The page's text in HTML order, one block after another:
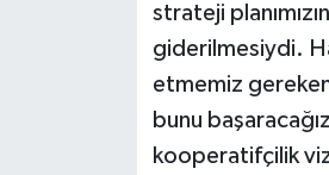
strateji
giderilmesiydi.
etmemiz
bunu
kooperatifçilik